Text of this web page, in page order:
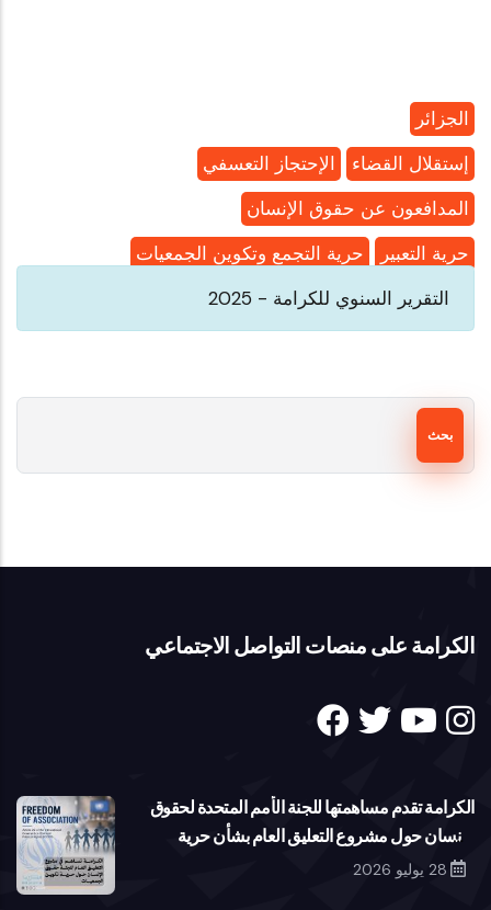
الجزائر
الإحتجاز التعسفي
إستقلال القضاء
المدافعون عن حقوق الإنسان
حرية التجمع وتكوين الجمعيات
حرية التعبير
التقرير السنوي للكرامة - 2025
الكرامة على منصات التواصل الاجتماعي
الكرامة تقدم مساهمتها للجنة الأمم المتحدة لحقوق
الإنسان حول مشروع التعليق العام بشأن حرية
تكوين الجمعيات
28 يوليو 2026